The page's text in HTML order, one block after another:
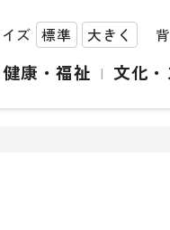
ズ 標準 大きく
健康・福祉 文化